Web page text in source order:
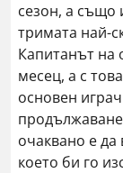
сезон, а също
тримата най-
Капитанът на
месец, а с
основен
очаквано е
което би го